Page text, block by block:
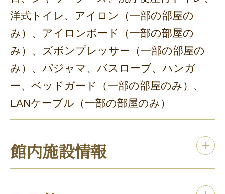
洋式トイレ、アイロン（一部の部屋の
み）、アイロンボード（一部の部屋の
み）、ズボンプレッサー（一部の部屋の
み）、パジャマ、バスローブ、ハンガ
ー、ベッドガード（一部の部屋のみ）、
LANケーブル（一部の部屋のみ）
館内施設情報